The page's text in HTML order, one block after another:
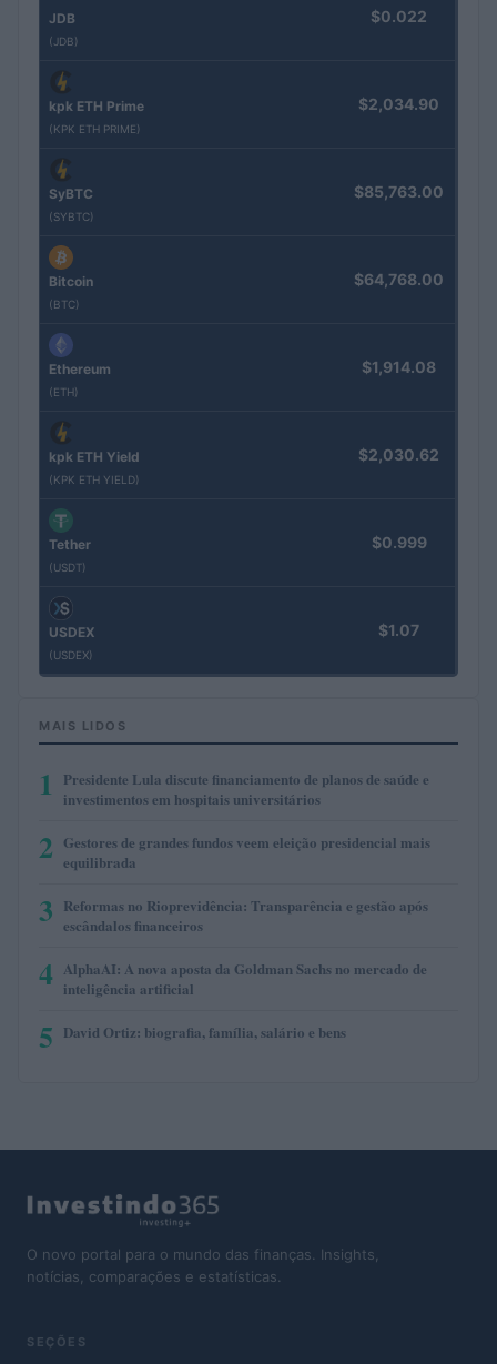
JDB
(JDB)
$0.022
kpk ETH Prime
(KPK ETH PRIME)
$2,034.90
SyBTC
(SYBTC)
$85,763.00
Bitcoin
(BTC)
$64,768.00
Ethereum
(ETH)
$1,914.08
kpk ETH Yield
(KPK ETH YIELD)
$2,030.62
Tether
(USDT)
$0.999
USDEX
(USDEX)
$1.07
MAIS LIDOS
1
Presidente Lula discute financiamento de planos de saúde e
investimentos em hospitais universitários
2 Gestores de grandes fundos veem eleição presidencial mais
equilibrada
3 Reformas no Rioprevidência: Transparência e gestão após
escândalos financeiros
4 AlphaAI: A nova aposta da Goldman Sachs no mercado de
inteligência artificial
5 David Ortiz: biografia, família, salário e bens
O novo portal para o mundo das finanças. Insights,
notícias, comparações e estatísticas.
SEÇÕES